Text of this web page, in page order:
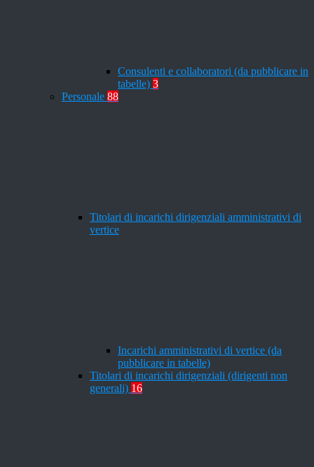
Consulenti e collaboratori (da pubblicare in
tabelle) 3
Personale 88
Titolari di incarichi dirigenziali amministrativi di
vertice
Incarichi amministrativi di vertice (da
pubblicare in tabelle)
Titolari di incarichi dirigenziali (dirigenti non
generali) 16